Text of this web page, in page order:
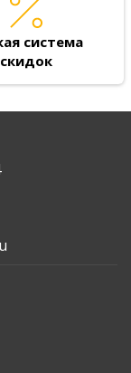
система
скидок